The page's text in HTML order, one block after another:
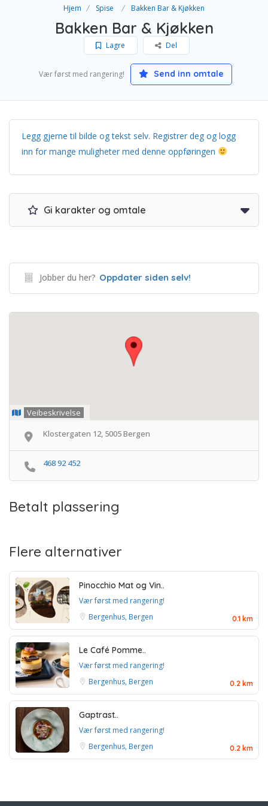
Hjem Spise Bakken Bar & Kjøkken
Bakken Bar & Kjøkken
Lagre Del
Vær først med rangering! Send inn omtale
Legg gjerne til bilde og tekst selv. Registrer deg og logg
inn for mange muligheter med denne oppføringen
Gi karakter og omtale
Jobber du her? Oppdater siden selv!
Veibeskrivelse
Klostergaten 12, 5005 Bergen
468 92 452
Betalt plassering
Flere alternativer
Pinocchio Mat og Vin..
Vær først med rangering!
Bergenhus, Bergen
0.1 km
Le Café Pomme..
Vær først med rangering!
Bergenhus, Bergen
0.2 km
Gaptrast..
Vær først med rangering!
Bergenhus, Bergen
0.2 km